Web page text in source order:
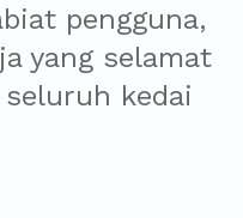
pengguna,
yang selamat
kedai